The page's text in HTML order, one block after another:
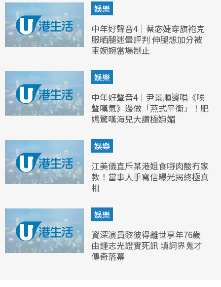
娛樂
中年好聲音4｜蔡宓婕穿旗袍克
服晒腿迷暈評判 伸腿想加分被
車婉婉當場制止
娛樂
中年好聲音4｜尹景順邊唱《唉
聲嘆氣》邊做「燕式平衡」！肥
媽驚嘆海兒大讚極嫵媚
娛樂
江美儀直斥某港姐食嘢肉酸冇家
教！當事人手寫信曝光揭終極真
相
娛樂
資深演員黎彼得離世享年76歲
由鍾志光證實死訊 填詞界鬼才
傳奇落幕